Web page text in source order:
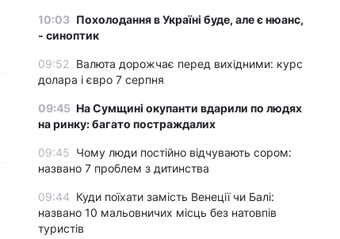
10:03 Похолодання в Україні буде, але є нюанс,
- синоптик
09:52
Валюта дорожчає перед вихідними: курс
долара і євро 7 серпня
09:45 На Сумщині окупанти вдарили по людях
на ринку: багато постраждалих
09:45 Чому люди постійно відчувають сором:
названо 7 проблем з дитинства
09:44 Куди поїхати замість Венеції чи Балі:
названо 10 мальовничих місць без натовпів
туристів